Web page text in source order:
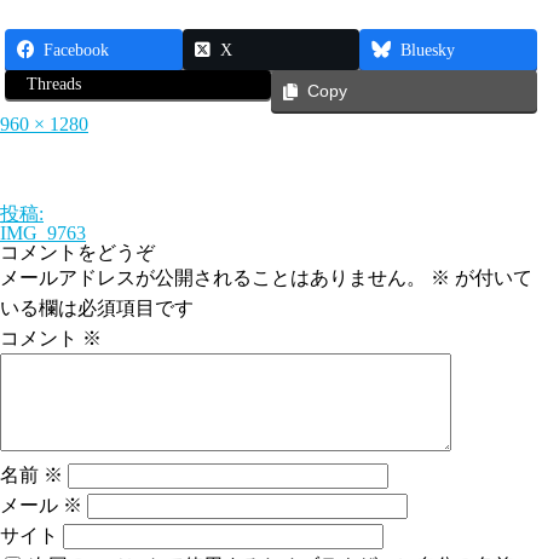
Facebook X
Bluesky
Threads
Copy
フ
ズ
960 × 1280
投
稿
ナ
ビ
ゲ
ー
シ
ョ
投稿:
IMG_9763
コメントをどうぞ
メールアドレスが公開されることはありません。
※ が付いて
いる欄は必須項目です
コメント ※
名前 ※
メール ※
サイト